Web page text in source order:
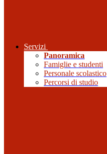
Servizi
Panoramica
Famiglie e studenti
Personale scolastico
Percorsi di studio